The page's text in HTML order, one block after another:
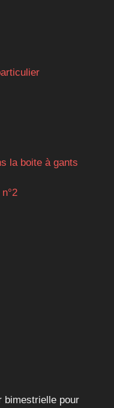
la boite à gants
bimestrielle pour